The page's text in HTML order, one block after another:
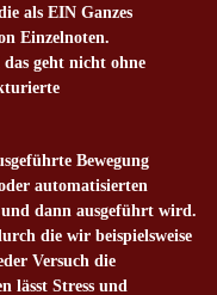
als EIN Ganzes
Einzelnoten.
geht nicht ohne
Bewegung
automatisierten
dann ausgeführt wird.
die wir beispielsweise
Versuch die
lässt Stress und